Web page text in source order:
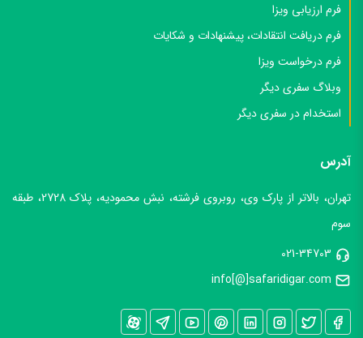
فرم ارزیابی ویزا
فرم دریافت انتقادات، پیشنهادات و شکایات
فرم درخواست ویزا
وبلاگ سفری دیگر
استخدام در سفری دیگر
آدرس
تهران، بالاتر از پارک وی، روبروی فرشته، نبش محمودیه، پلاک 2728، طبقه
سوم
021-34703
info[@]safaridigar.com